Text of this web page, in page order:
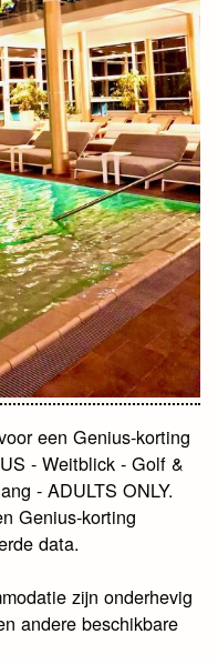
een Genius-korting
- Weitblick - Golf &
- ADULTS ONLY.
Genius-korting
data.
zijn onderhevig
andere beschikbare